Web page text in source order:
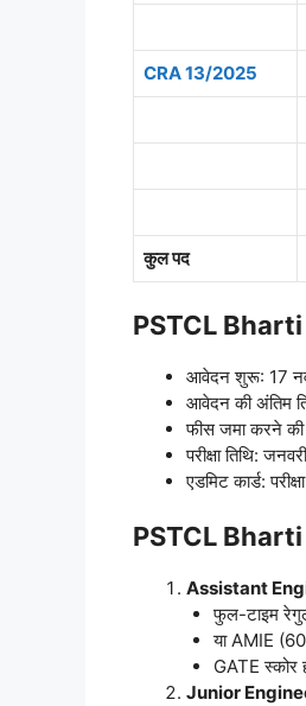
CRA 13/2025
कुल पद
PSTCL
आवेदन शुरू: 17
आवेदन की अंतिम
फीस जमा करने
परीक्षा तिथि:
एडमिट कार्ड:
PSTCL
Assistant
फुल-टाइम
या AMIE
GATE स्कोर
Junior